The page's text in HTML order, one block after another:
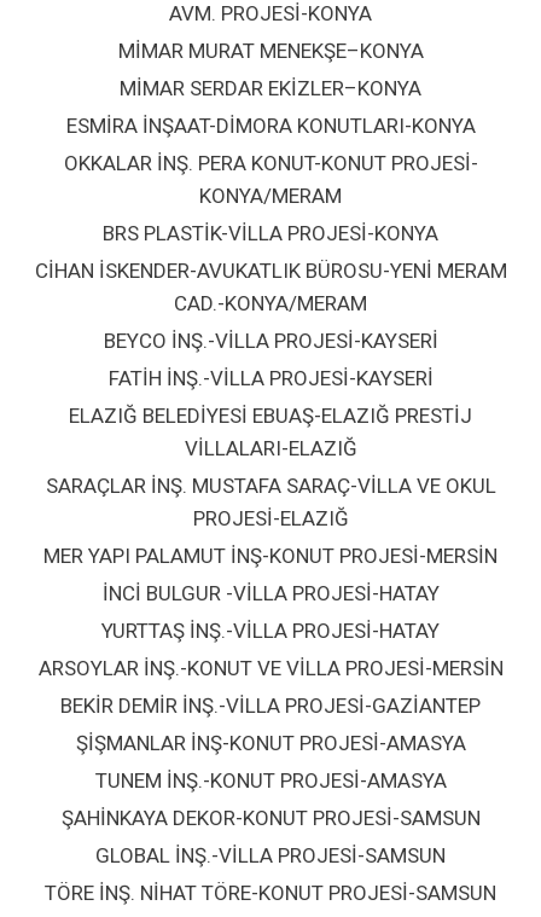
AVM. PROJESİ-KONYA
MİMAR MURAT MENEKŞE–KONYA
MİMAR SERDAR EKİZLER–KONYA
ESMİRA İNŞAAT-DİMORA KONUTLARI-KONYA
OKKALAR İNŞ. PERA KONUT-KONUT PROJESİ-
KONYA/MERAM
BRS PLASTİK-VİLLA PROJESİ-KONYA
CİHAN İSKENDER-AVUKATLIK BÜROSU-YENİ MERAM
CAD.-KONYA/MERAM
BEYCO İNŞ.-VİLLA PROJESİ-KAYSERİ
FATİH İNŞ.-VİLLA PROJESİ-KAYSERİ
ELAZIĞ BELEDİYESİ EBUAŞ-ELAZIĞ PRESTİJ
VİLLALARI-ELAZIĞ
SARAÇLAR İNŞ. MUSTAFA SARAÇ-VİLLA VE OKUL
PROJESİ-ELAZIĞ
MER YAPI PALAMUT İNŞ-KONUT PROJESİ-MERSİN
İNCİ BULGUR -VİLLA PROJESİ-HATAY
YURTTAŞ İNŞ.-VİLLA PROJESİ-HATAY
ARSOYLAR İNŞ.-KONUT VE VİLLA PROJESİ-MERSİN
BEKİR DEMİR İNŞ.-VİLLA PROJESİ-GAZİANTEP
ŞİŞMANLAR İNŞ-KONUT PROJESİ-AMASYA
TUNEM İNŞ.-KONUT PROJESİ-AMASYA
ŞAHİNKAYA DEKOR-KONUT PROJESİ-SAMSUN
GLOBAL İNŞ.-VİLLA PROJESİ-SAMSUN
TÖRE İNŞ. NİHAT TÖRE-KONUT PROJESİ-SAMSUN